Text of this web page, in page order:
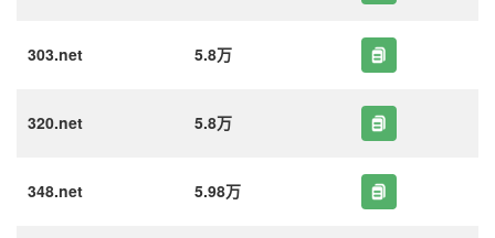
303.net 5.8万
320.net 5.8万
348.net 5.98万